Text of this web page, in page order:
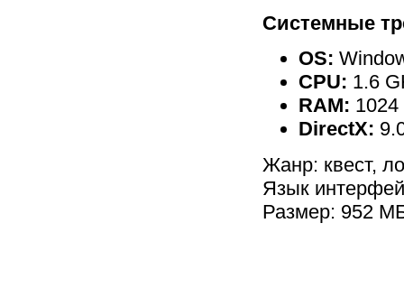
Системные
OS:
CPU: 1.6
RAM: 1024
DirectX:
Жанр: квест,
Язык
Размер: 952